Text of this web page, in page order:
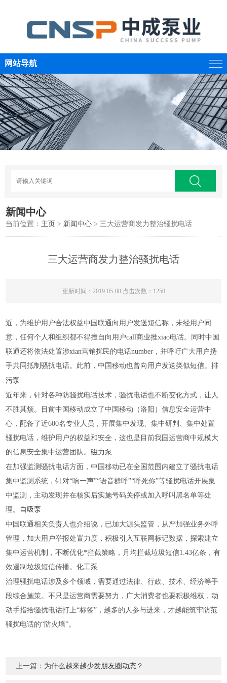
网站导航
新闻中心
当前位置： 主页 > 新闻中心 > 三大运营商发力整治骚扰电话
三大运营商发力整治骚扰电话
更新时间：2019-05-08 点击次数：1250
近，为维护用户合法权益中国联通向用户发送短信称，未经用户同
意，任何个人和组织都不得擅自向用户call商业推xiao电话。同时中国
联通还将依法处置涉xian营销扰民的电话number，并呼吁广大用户携
手共同抵制骚扰电话。此前，中国移动也曾向用户发送类似短信。排
污泵
近年来，针对各种防骚扰电话技术，骚扰电话也不断变化方式，让人
不胜其烦。目前中国移动成立了中国移动（洛阳）信息安全运营中
心，配备了近600名专业人员，开展集中发现、集中研判、集中处置
骚扰电话，维护用户的权益和安全，这也是目前我国运营商中规模大
的信息安全集中运营团队。磁力泵
在加强监测骚扰电话方面，中国移动已在全国范围内建立了骚扰电话
集中监测系统，针对“响一声”“语音群呼”“呼死你”等骚扰电话开展集
中监测，主动发现并在核实后实施号码关停或加入呼叫黑名单等处
理。
自吸泵
中国联通相关负责人也介绍说，已加大源头监管，从严加强业务外呼
管理，加大用户举报处置力度，积极引入互联网标记数据，探索建立
集中运营机制，不断优化*拦截策略，月均拦截垃圾短信1.43亿条，有
效遏制垃圾短信传播。化工泵
治理骚扰电话涉及多个领域，需要通过法律、行政、技术、经济等手
段综合施策。不只是运营商需要努力，广大消费者也要积极维权，动
动手指给骚扰电话打上“标签”，越多的人参与进来，才越能筑牢防范
骚扰电话的“防火墙”。
上一篇： 为什么越来越少发朋友圈动态？